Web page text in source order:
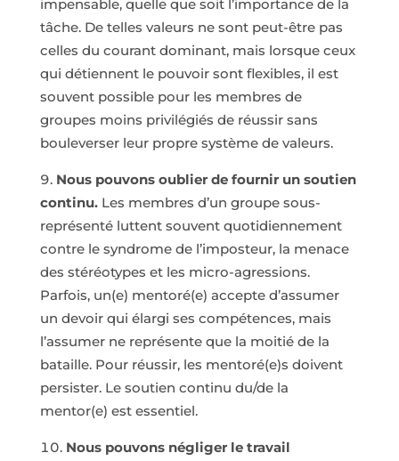
impensable, quelle que soit l’importance de la
tâche. De telles valeurs ne sont peut-être pas
celles du courant dominant, mais lorsque ceux
qui détiennent le pouvoir sont flexibles, il est
souvent possible pour les membres de
groupes moins privilégiés de réussir sans
bouleverser leur propre système de valeurs.
Nous pouvons oublier de fournir un soutien
continu.Les membres d’un groupe sous-
représenté luttent souvent quotidiennement
contre le syndrome de l’imposteur, la menace
des stéréotypes et les micro-agressions.
Parfois, un(e) mentoré(e) accepte d’assumer
un devoir qui élargi ses compétences, mais
l’assumer ne représente que la moitié de la
bataille. Pour réussir, les mentoré(e)s doivent
persister. Le soutien continu du/de la
mentor(e) est essentiel.
Nous pouvons négliger le travail